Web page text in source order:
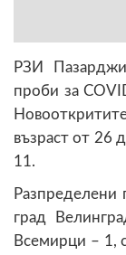
РЗИ
проби за
възраст от 26
11.
Разпределени
град
Всемирци – 1,